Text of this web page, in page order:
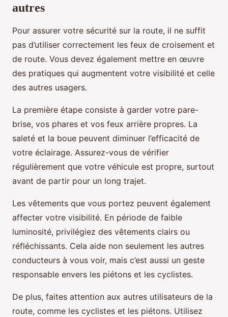
autres
Pour assurer votre sécurité sur la route, il ne suffit
pas d’utiliser correctement les feux de croisement et
de route. Vous devez également mettre en œuvre
des pratiques qui augmentent votre visibilité et celle
des autres usagers.
La première étape consiste à garder votre pare-
brise, vos phares et vos feux arrière propres. La
saleté et la boue peuvent diminuer l’efficacité de
votre éclairage. Assurez-vous de vérifier
régulièrement que votre véhicule est propre, surtout
avant de partir pour un long trajet.
Les vêtements que vous portez peuvent également
affecter votre visibilité. En période de faible
luminosité, privilégiez des vêtements clairs ou
réfléchissants. Cela aide non seulement les autres
conducteurs à vous voir, mais c’est aussi un geste
responsable envers les piétons et les cyclistes.
De plus, faites attention aux autres utilisateurs de la
route, comme les cyclistes et les piétons. Utilisez